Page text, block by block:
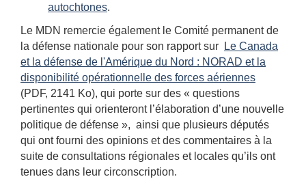
autochtones.
Le MDN remercie également le Comité permanent de
la défense nationale pour son rapport sur
Le Canada
et la défense de l'Amérique du Nord : NORAD et la
disponibilité opérationnelle des forces aériennes
(PDF, 2141 Ko), qui porte sur des « questions
pertinentes qui orienteront l’élaboration d’une nouvelle
politique de défense », ainsi que plusieurs députés
qui ont fourni des opinions et des commentaires à la
suite de consultations régionales et locales qu’ils ont
tenues dans leur circonscription.